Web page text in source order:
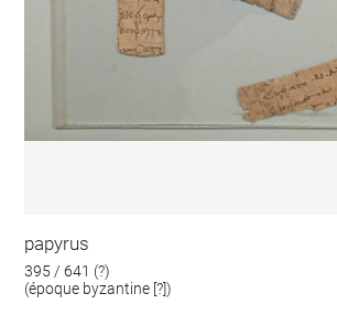
papyrus
395 / 641 (?)
(époque byzantine [?])